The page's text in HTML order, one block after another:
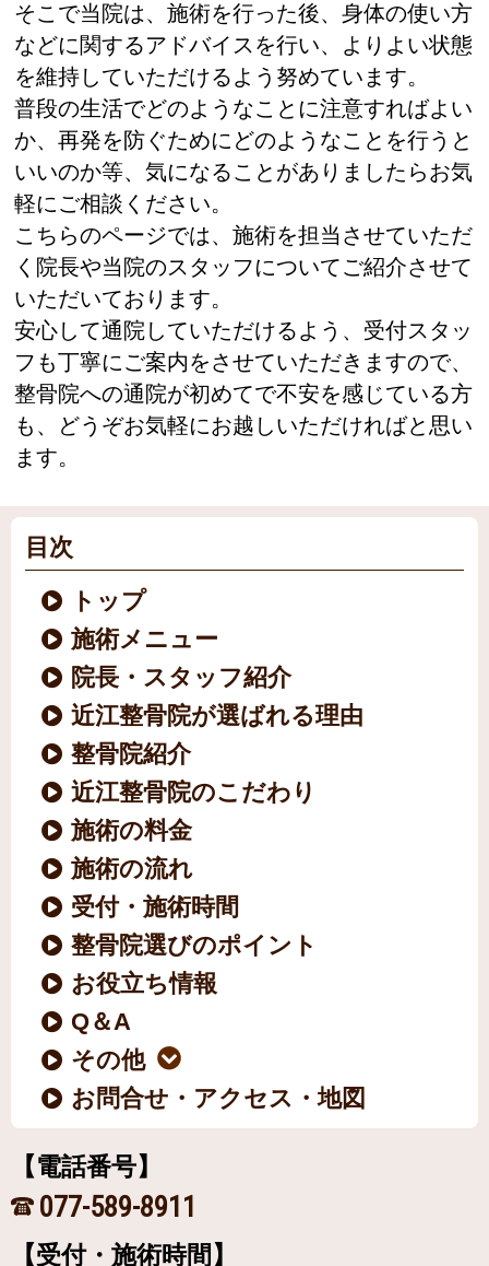
そこで当院は、施術を行った後、身体の使い方
などに関するアドバイスを行い、よりよい状態
を維持していただけるよう努めています。
普段の生活でどのようなことに注意すればよい
か、再発を防ぐためにどのようなことを行うと
いいのか等、気になることがありましたらお気
軽にご相談ください。
こちらのページでは、施術を担当させていただ
く院長や当院のスタッフについてご紹介させて
いただいております。
安心して通院していただけるよう、受付スタッ
フも丁寧にご案内をさせていただきますので、
整骨院への通院が初めてで不安を感じている方
も、どうぞお気軽にお越しいただければと思い
ます。
目次
トップ
施術メニュー
院長・スタッフ紹介
近江整骨院が選ばれる理由
整骨院紹介
近江整骨院のこだわり
施術の料金
施術の流れ
受付・施術時間
整骨院選びのポイント
お役立ち情報
Q＆A
その他
お問合せ・アクセス・地図
【電話番号】
077-589-8911
【受付・施術時間】